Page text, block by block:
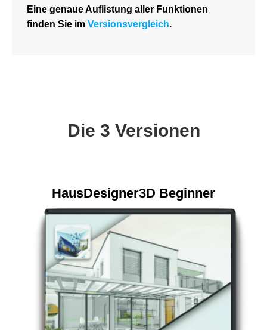
Eine genaue Auflistung aller Funktionen
finden Sie im Versionsvergleich.
Die 3 Versionen
HausDesigner3D Beginner